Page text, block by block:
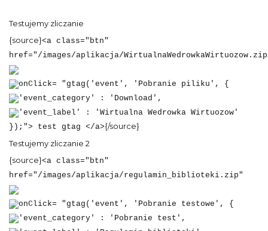
Testujemy zliczanie
{source}<a class="btn"
href="/images/aplikacja/
onClick= "gtag('event', 'Pobranie piliku', {
'event_category' : 'Download',
'event_label' : 'Wirtualna Wedrowka Wirtuozow'
});"> test gtag </a>{/source}
Testujemy zliczanie 2
{source}<a class="btn"
href="/images/aplikacja/regulamin_biblioteki.zip"
onClick= "gtag('event', 'Pobranie testowe', {
'event_category' : 'Pobranie test',